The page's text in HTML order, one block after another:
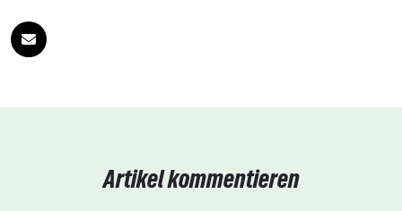
Artikel kommentieren